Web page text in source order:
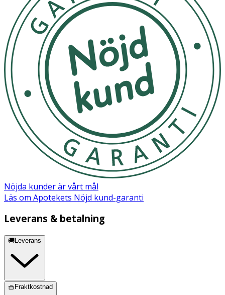
Nöjda kunder är vårt mål
Läs om Apotekets Nöjd kund-garanti
Leverans & betalning
🚚Leverans
🧺Fraktkostnad